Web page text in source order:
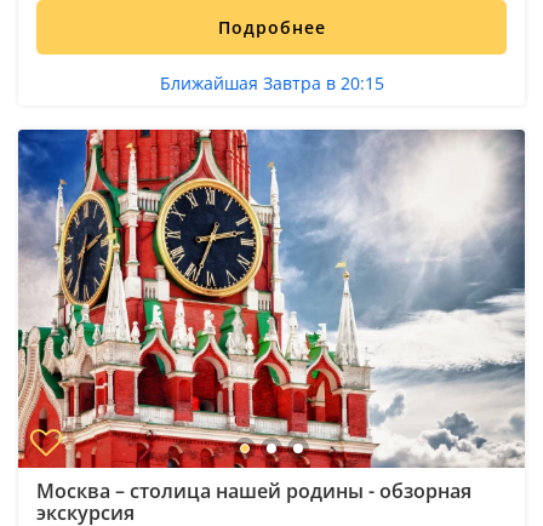
Подробнее
Ближайшая Завтра в 20:15
Москва – столица нашей родины - обзорная
экскурсия